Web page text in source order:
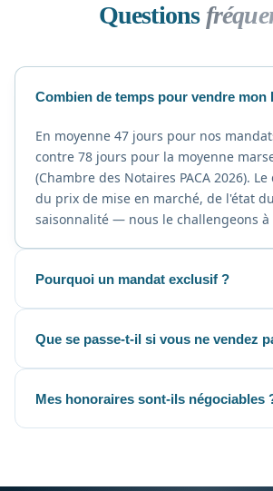
Questions
Combien de temps pour vendre mon
En moyenne 47 jours pour nos
contre 78 jours pour la moyenne
(Chambre des Notaires PACA 2026).
du prix de mise en marché, de l'état
saisonnalité — nous le challengeons à
Pourquoi un mandat exclusif ?
Que se passe-t-il si vous ne vendez
Mes honoraires sont-ils négociables